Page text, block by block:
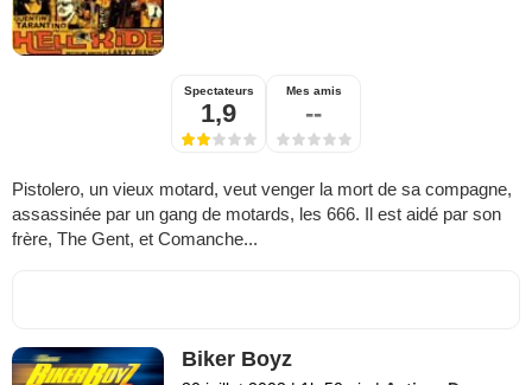
Spectateurs
1,9
Mes amis
--
Pistolero, un vieux motard, veut venger la mort de sa compagne,
assassinée par un gang de motards, les 666. Il est aidé par son
frère, The Gent, et Comanche...
Biker Boyz